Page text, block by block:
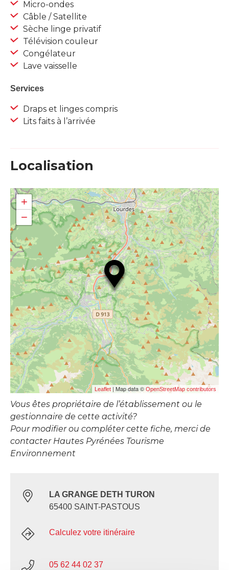
Micro-ondes
Câble / Satellite
Sèche linge privatif
Télévision couleur
Congélateur
Lave vaisselle
Services
Draps et linges compris
Lits faits à l’arrivée
Localisation
+
−
Leaflet | Map data © OpenStreetMap contributors
Vous êtes propriétaire de l’établissement ou le
gestionnaire de cette activité?
Pour modifier ou compléter cette fiche, merci de
contacter Hautes Pyrénées Tourisme
Environnement
LA GRANGE DETH TURON
65400 SAINT-PASTOUS
Calculez votre itinéraire
05 62 44 02 37